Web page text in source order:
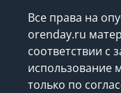
Все права на
orenday.ru
соответствии с
использование
только по